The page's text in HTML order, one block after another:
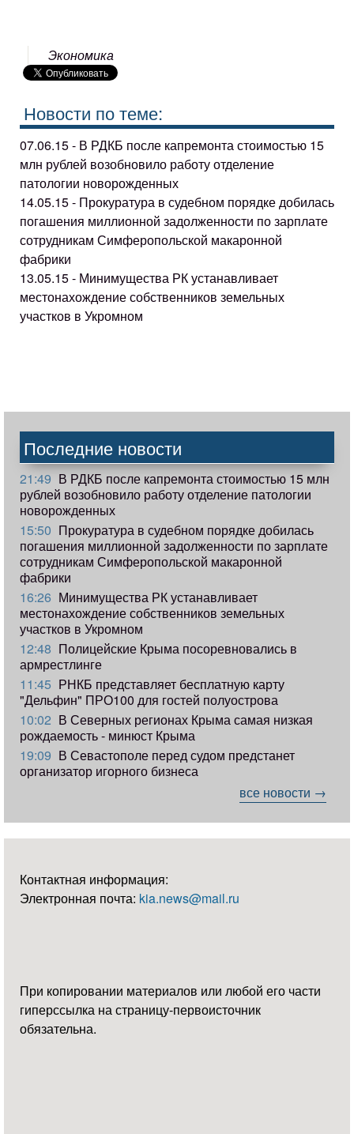
Экономика
Новости по теме:
07.06.15 - В РДКБ после капремонта стоимостью 15
млн рублей возобновило работу отделение
патологии новорожденных
14.05.15 - Прокуратура в судебном порядке добилась
погашения миллионной задолженности по зарплате
сотрудникам Симферопольской макаронной
фабрики
13.05.15 - Минимущества РК устанавливает
местонахождение собственников земельных
участков в Укромном
Последние новости
21:49 В РДКБ после капремонта стоимостью 15 млн
рублей возобновило работу отделение патологии
новорожденных
15:50 Прокуратура в судебном порядке добилась
погашения миллионной задолженности по зарплате
сотрудникам Симферопольской макаронной
фабрики
16:26 Минимущества РК устанавливает
местонахождение собственников земельных
участков в Укромном
12:48 Полицейские Крыма посоревновались в
армрестлинге
11:45 РНКБ представляет бесплатную карту
"Дельфин" ПРО100 для гостей полуострова
10:02 В Северных регионах Крыма самая низкая
рождаемость - минюст Крыма
19:09 В Севастополе перед судом предстанет
организатор игорного бизнеса
все новости →
Контактная информация:
Электронная почта: kia.news@mail.ru
При копировании материалов или любой его части
гиперссылка на страницу-первоисточник
обязательна.